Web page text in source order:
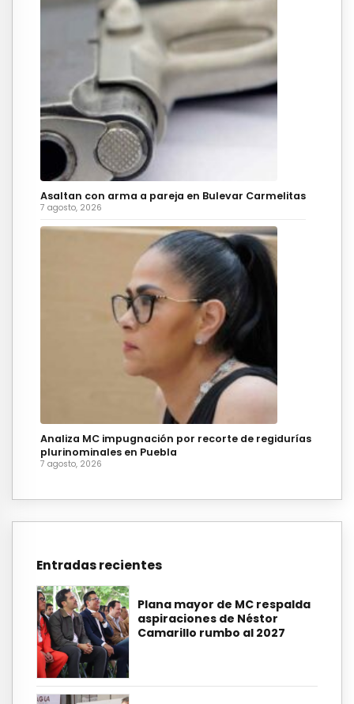
Asaltan con arma a pareja en Bulevar Carmelitas
7 agosto, 2026
Analiza MC impugnación por recorte de regidurías
plurinominales en Puebla
7 agosto, 2026
Entradas recientes
Plana mayor de MC respalda
aspiraciones de Néstor
Camarillo rumbo al 2027